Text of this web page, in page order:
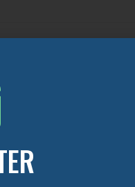
dédiée à la
100% AVEC
matinale.